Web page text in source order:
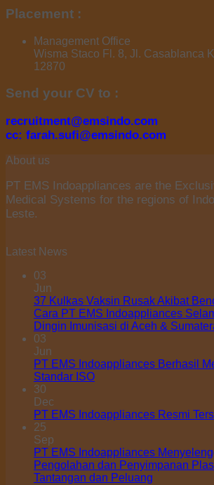
Placement :
Management Office
Wisma Staco Fl. 8, Jl. Casablanca
12870
Send your CV to :
recruitment@emsindo.com
cc: farah.sufi@emsindo.com
About us
PT EMS Indoappliances are the
Medical Systems for the regions of
Leste.
Latest News
03
Jun
37 Kulkas Vaksin Rusak Akibat
Cara PT EMS Indoappliances
Dingin Imunisasi di Aceh &
03
Jun
PT EMS Indoappliances Berhasil
Standar ISO
30
Dec
PT EMS Indoappliances Resmi
25
Sep
PT EMS Indoappliances
Pengolahan dan Penyimpanan
Tantangan dan Peluang